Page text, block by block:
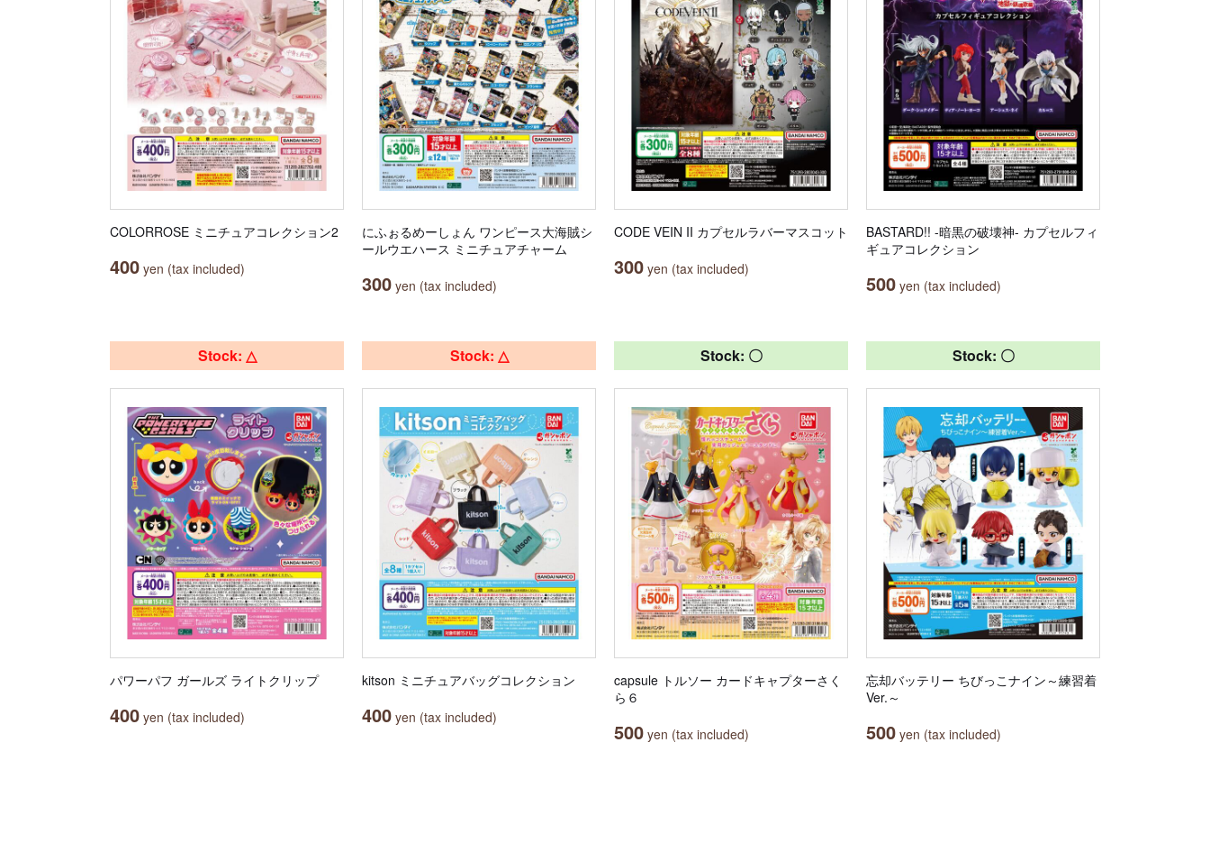
COLORROSE ミニチュアコレクション2
400 yen (tax included)
にふぉるめーしょん ワンピース大海賊シ
ールウエハース ミニチュアチャーム
300 yen (tax included)
CODE VEIN II カプセルラバーマスコット
300 yen (tax included)
BASTARD!! -暗黒の破壊神- カプセルフィ
ギュアコレクション
500 yen (tax included)
Stock: △
パワーパフ ガールズ ライトクリップ
400 yen (tax included)
Stock: △
kitson ミニチュアバッグコレクション
400 yen (tax included)
Stock: 〇
capsule トルソー カードキャプターさく
ら６
500 yen (tax included)
Stock: 〇
忘却バッテリー ちびっこナイン～練習着
Ver.～
500 yen (tax included)